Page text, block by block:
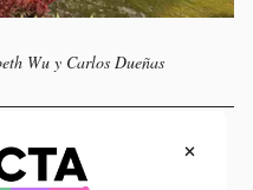
Wu y Carlos Dueñas
×